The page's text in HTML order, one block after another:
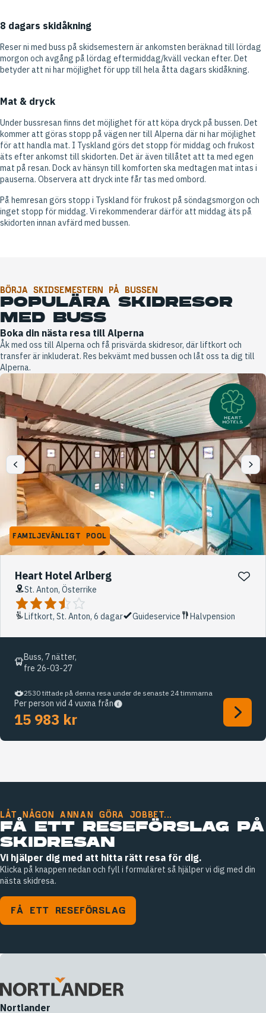
8 dagars skidåkning
Reser ni med buss på skidsemestern är ankomsten beräknad till lördag
morgon och avgång på lördag eftermiddag/kväll veckan efter. Det
betyder att ni har möjlighet för upp till hela åtta dagars skidåkning.
Mat & dryck
Under bussresan finns det möjlighet för att köpa dryck på bussen. Det
kommer att göras stopp på vägen ner till Alperna där ni har möjlighet
för att handla mat. I Tyskland görs det stopp för middag och frukost
äts efter ankomst till skidorten. Det är även tillåtet att ta med egen
mat på resan. Dock av hänsyn till komforten ska medtagen mat intas i
pauserna. Observera att dryck inte får tas med ombord.
På hemresan görs stopp i Tyskland för frukost på söndagsmorgon och
inget stopp för middag. Vi rekommenderar därför att middag äts på
skidorten innan avfärd med bussen.
BÖRJA SKIDSEMESTERN PÅ BUSSEN
POPULÄRA SKIDRESOR
MED BUSS
Boka din nästa resa till Alperna
Åk med oss till Alperna och få prisvärda skidresor, där liftkort och
transfer är inkluderat. Res bekvämt med bussen och låt oss ta dig till
Alperna.
FAMILJEVÄNLIGT POOL
Heart Hotel Arlberg
St. Anton, Österrike
Liftkort, St. Anton, 6 dagar Guideservice Halvpension
Buss, 7 nätter,
fre 26-03-27
2530 tittade på denna resa under de senaste 24 timmarna
Per person vid 4 vuxna från
15 983 kr
LÅT NÅGON ANNAN GÖRA JOBBET...
FÅ ETT RESEFÖRSLAG PÅ
SKIDRESAN
Vi hjälper dig med att hitta rätt resa för dig.
Klicka på knappen nedan och fyll i formuläret så hjälper vi dig med din
nästa skidresa.
FÅ ETT RESEFÖRSLAG
Nortlander